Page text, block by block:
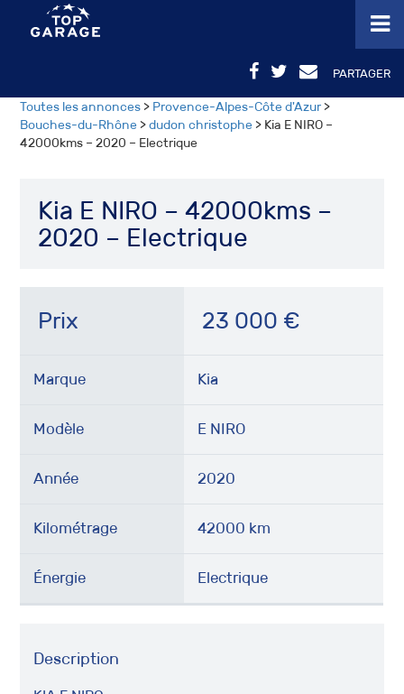
PARTAGER
Toutes les annonces > Provence-Alpes-Côte d'Azur >
Bouches-du-Rhône >dudon christophe > Kia E NIRO –
42000kms – 2020 – Electrique
Kia E NIRO – 42000kms –
2020 – Electrique
Prix 23 000 €
Marque Kia
Modèle E NIRO
Année 2020
Kilométrage 42000 km
Énergie Electrique
Description